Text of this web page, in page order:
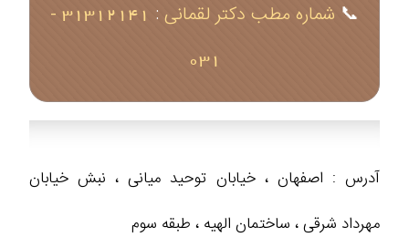
📞 شماره مطب دکتر لقمانی :
31312141 -
031
آدرس : اصفهان ، خیابان توحید میانی ، نبش خیابان
مهرداد شرقی ، ساختمان الهیه ، طبقه سوم